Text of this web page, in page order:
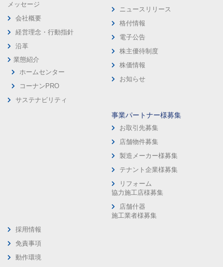
メッセージ
会社概要
経営理念・行動指針
沿革
業態紹介
ホームセンター
コーナンPRO
サステナビリティ
ニュースリリース
格付情報
電子公告
株主優待制度
株価情報
お知らせ
事業パートナー様募集
お取引先募集
店舗物件募集
製造メーカー様募集
テナント企業様募集
リフォーム
協力施工店様募集
店舗什器
施工業者様募集
採用情報
免責事項
動作環境